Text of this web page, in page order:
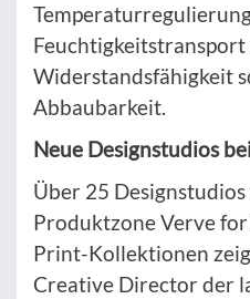
Feuchtigkeitstransport
Widerstandsfähigkeit
Abbaubarkeit.
Neue Designstudios
Über 25
Produktzone Verve
Print-Kollektionen
Creative Director der